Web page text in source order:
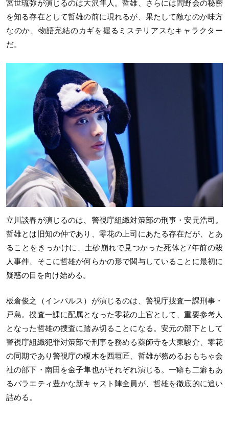
宮世琉弥が演じるのは大沢隼人。哲雄、さらには間野会の秘密
を知る存在として哲雄の前に現れるが、果たして敵なのか味方
なのか、物語完結のカギを握るミステリアスなキャラクター
だ。
立川談春が演じるのは、警視庁組織対策部の刑事・安元浩司。
哲雄とは旧知の仲であり、零花の上司にあたる存在だが、とあ
ることをきっかけに、土砂崩れで見つかった死体と7年前の殺
人事件、そこに哲雄が何らかの形で関与していることに最初に
疑惑の目を向け始める。
板倉俊之（インパルス）が演じるのは、警視庁捜査一課刑事・
戸島。捜査一課に配属となった零花の上官として、重要参考人
となった哲雄の捜査に踏み切ることになる。安元の部下として
警視庁組織犯罪対策部で刑事を務める薬師寺を大東駿介、零花
の同期であり警視庁の榎木を西垣匠、哲雄が務めるおもちゃ会
社の部下・南田を金子隼也がそれぞれ演じる。一癖も二癖もあ
るバラエティ豊かな新キャスト陣全員が、哲雄を徹底的に追い
詰める。